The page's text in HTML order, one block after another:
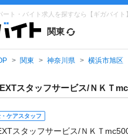
ート・バイト求人を探すなら【ギガバイト】
関東
関東 神奈川県 横浜市旭区
スタッフサービス/ＮＫＴ
ケアスタッフ
スタッフサービス/ＮＫＴ